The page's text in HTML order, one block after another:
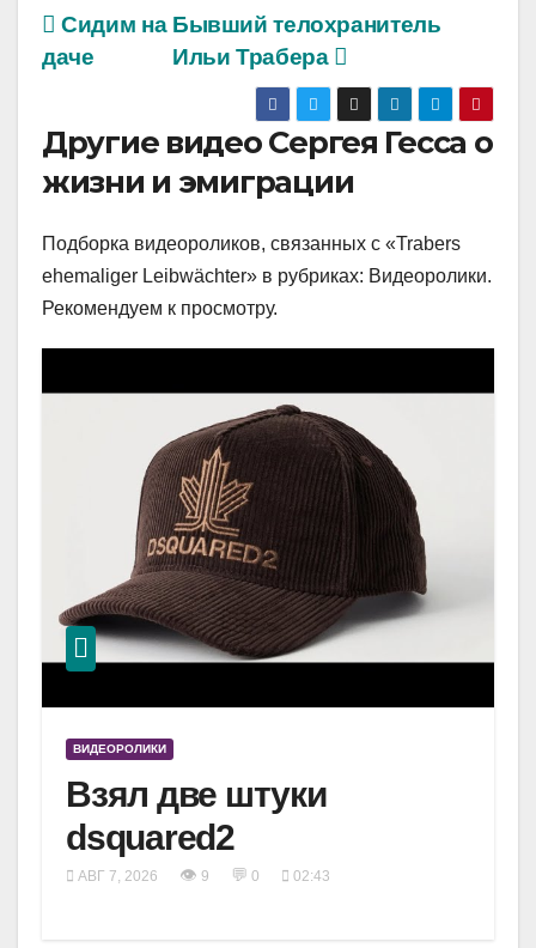
Бывший телохранитель
Ильи Трабера
Сидим на
даче
Другие видео Сергея Гесса о
жизни и эмиграции
Подборка видеороликов, связанных с «Trabers
ehemaliger Leibwächter» в рубриках: Видеоролики.
Рекомендуем к просмотру.
ВИДЕОРОЛИКИ
Взял две штуки
dsquared2
АВГ 7, 2026 👁 9 💬 0 02:43